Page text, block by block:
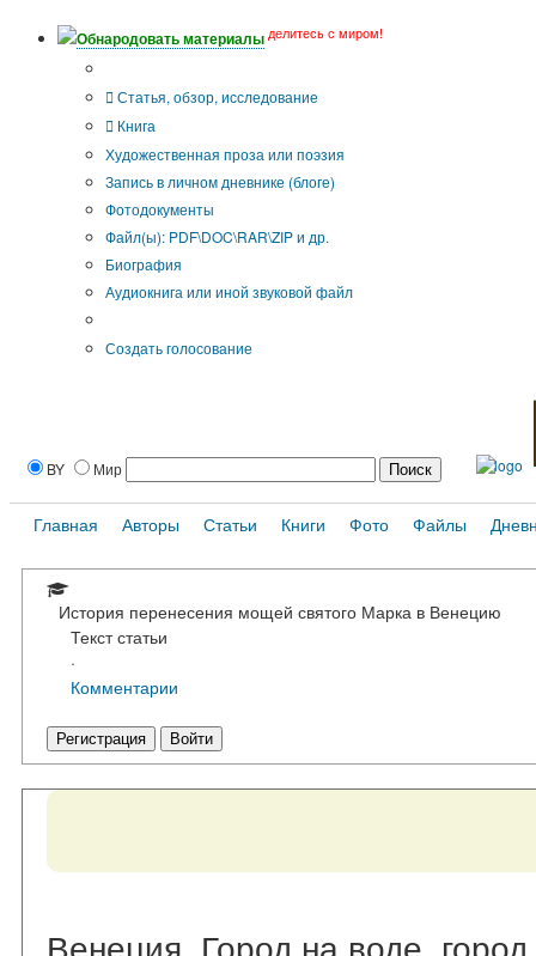
Обнародовать материалы делитесь с миром!
Статья, обзор, исследование
Книга
Художественная проза или поэзия
Запись в личном дневнике (блоге)
Фотодокументы
Файл(ы): PDF\DOC\RAR\ZIP и др.
Биография
Аудиокнига или иной звуковой файл
Создать голосование
BY Мир
Главная Авторы Статьи Книги Фото Файлы
История перенесения мощей святого Марка в Венецию
Текст статьи
·
Комментарии
Регистрация Войти